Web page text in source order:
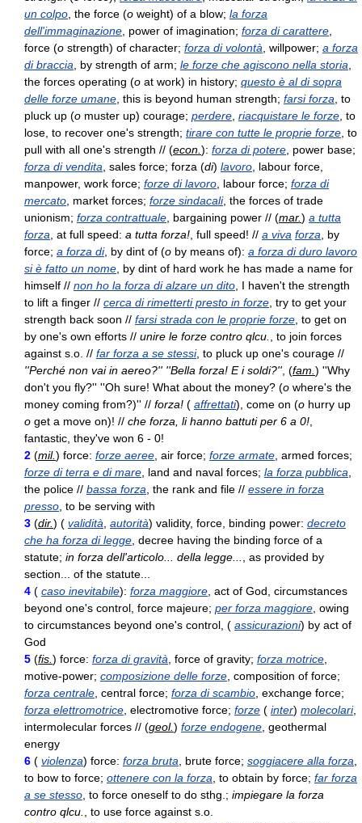
un colpo , the force (o weight) of a blow; la forza
dell'immaginazione , power of imagination; forza di carattere
force (o strength) of character; forza di volontà , willpower; a forza
di braccia , by strength of arm; le forze che agiscono nella storia
the forces operating (o at work) in history; questo è al di sopra
delle forze umane , this is beyond human strength; farsi forza , to
pluck up (o muster up) courage; perdere riacquistare le forze , to
lose, to recover one's strength; tirare con tutte le proprie forze , to
pull with all one's strength // (econ. ): forza di potere , power base;
forza di vendita , sales force; forza (di) lavoro , labour force,
manpower, work force; forze di lavoro , labour force; forza di
mercato , market forces; forze sindacali, the forces of trade
unionism; forza contrattuale , bargaining power // (mar.) a tutta
forza , at full speed: a tutta forza! , full speed! // a viva forza , by
force; a forza di, by dint of (o by means of): a forza di duro lavoro
si è fatto un nome , by dint of hard work he has made a name for
himself // non ho la forza di alzare un dito , I haven't the strength
to lift a finger // cerca di rimetterti presto in forze , try to get your
strength back soon // farsi strada con le proprie forze , to get on
by one's own efforts // unire le forze contro qlcu.
, to join forces
against s.o. // far forza a se stessi, to pluck up one's courage //
''Perché non vai in aereo?'' ''Bella forza! E i soldi?'' , (fam. ) ''Why
don't you fly?'' ''Oh sure! What about the money? (o where's the
money coming from?)'' // forza! ( affrettati), come on (o hurry up
o get a move on)! // che forza, li hanno battuti per 6 a 0!
fantastic, they've won 6 - 0!
2 (mil.) force: forze aeree , air force; forze armate , armed forces;
forze di terra e di mare , land and naval forces; la forza pubblica
the police // bassa forza , the rank and file // essere in forza
presso , to be serving with
3 (dir.) ( validità autorità) validity, force, binding power: decreto
che ha forza di legge , decree having the binding force of a
statute; in forza dell'articolo... della legge...
, as provided by
section... of the statute...
4 ( caso inevitabile): forza maggiore , act of God, circumstances
beyond one's control, force majeure; per forza maggiore , owing
to circumstances beyond one's control, ( assicurazioni) by act of
God
5 (fis. ) force: forza di gravità , force of gravity; forza motrice
motive-power; composizione delle forze , composition of force;
forza centrale , central force; forza di scambio , exchange force;
forza elettromotrice , electromotive force; forze ( inter) molecolari,
intermolecular forces // (geol.) forze endogene , geothermal
energy
6 ( violenza) force: forza bruta , brute force; soggiacere alla forza
to bow to force; ottenere con la forza , to obtain by force; far forza
a se stesso , to force oneself to do sthg.; impiegare la forza
contro qlcu.
, to use force against s.o.